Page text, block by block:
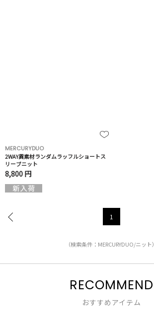
MERCURYDUO
2WAY異素材ランダムラッフルショートス
リーブニット
8,800 円
1
（検索条件：MERCURYDUO/ニット）
RECOMMEND
おすすめアイテム